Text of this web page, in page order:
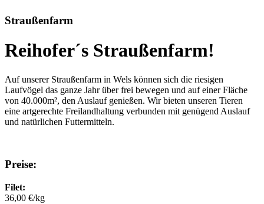
Straußenfarm
Reihofer´s Straußenfarm!
Auf unserer Straußenfarm in Wels können sich die riesigen
Laufvögel das ganze Jahr über frei bewegen und auf einer Fläche
von 40.000m², den Auslauf genießen. Wir bieten unseren Tieren
eine artgerechte Freilandhaltung verbunden mit genügend Auslauf
und natürlichen Futtermitteln.
Preise:
Filet:
36,00 €/kg